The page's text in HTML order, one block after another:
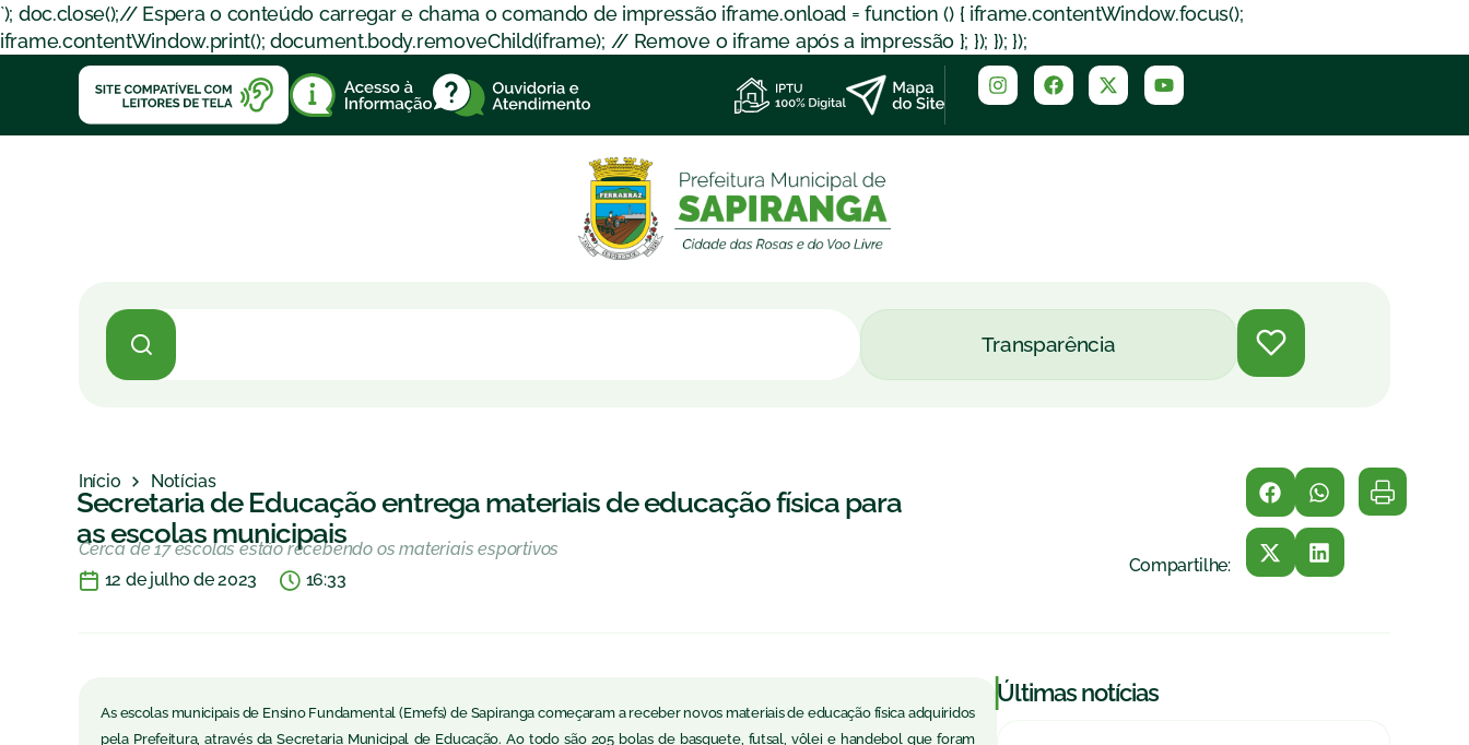
`); doc.close();// Espera o conteúdo carregar e chama o comando de impressão iframe.onload = function () { iframe.contentWindow.focus();
iframe.contentWindow.print(); document.body.removeChild(iframe); // Remove o iframe após a impressão }; }); }); });
Transparência
Início Notícias
Secretaria de Educação entrega materiais de educação física para
as escolas municipais
Cerca de 17 escolas estão recebendo os materiais esportivos
12 de julho de 2023
16:33
Compartilhe:
As escolas municipais de Ensino Fundamental (Emefs) de Sapiranga começaram a receber novos materiais de educação física adquiridos
pela Prefeitura, através da Secretaria Municipal de Educação. Ao todo são 205 bolas de basquete, futsal, vôlei e handebol que foram
|Últimas notícias